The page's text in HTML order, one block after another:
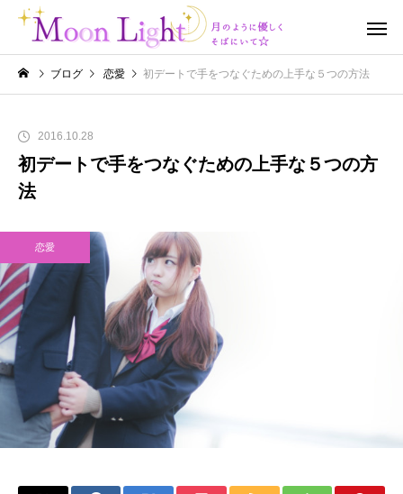
ブログ 恋愛 初デートで手をつなぐための上手な５つの方法
2016.10.28
初デートで手をつなぐための上手な５つの方
法
恋愛